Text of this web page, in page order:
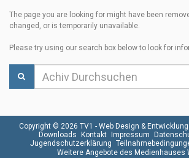
The page you are looking for might have been
changed, or is temporarily unavailable.
Please try using our search box below to look for
Copyright © 2026 TV1 - Web Design & Entwicklung
Downloads
Kontakt Impressum
Jugendschutzerklärung
Weitere Angebote des Medienhauses